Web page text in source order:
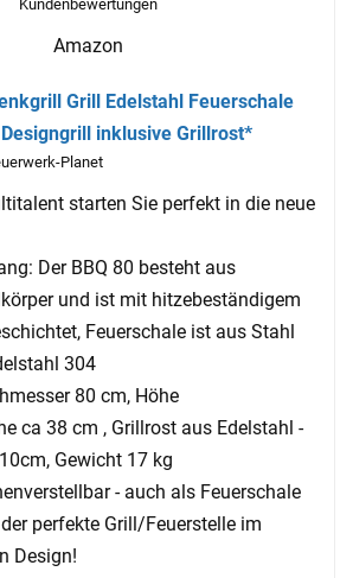
Kundenbewertungen
Amazon
Grill Edelstahl Feuerschale
inklusive Grillrost*
Planet
starten Sie perfekt in die neue
Der BBQ 80 besteht aus
und ist mit hitzebeständigem
Feuerschale ist aus Stahl
304
80 cm, Höhe
ca 38 cm , Grillrost aus Edelstahl -
Gewicht 17 kg
- auch als Feuerschale
perfekte Grill/Feuerstelle im
Design!